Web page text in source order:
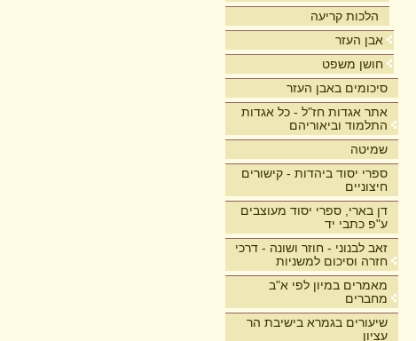
הלכות קריעה
אבן העזר
חושן משפט
סיכומים באבן העזר
אתר אגדות חז"ל - כל אגדות
התלמוד וביאוריהם
שמיטה
ספרי יסוד ביהדות - קישורים
חיצוניים
דן בארי, ספרי יסוד מעוצבים
ע"פ כתבי יד
זאב לבנוני - חוזר ושונה - דרכי
חזרה וסיכום למשניות
מאמרים במיון לפי א"ב
מחברים
שיעורים בגמרא בישיבת הר
עציון